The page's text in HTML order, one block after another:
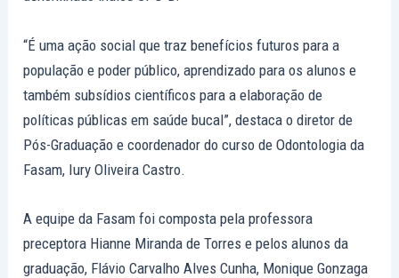
“É uma ação social que traz benefícios futuros para a
população e poder público, aprendizado para os alunos e
também subsídios científicos para a elaboração de
políticas públicas em saúde bucal”, destaca o diretor de
Pós-Graduação e coordenador do curso de Odontologia da
Fasam, Iury Oliveira Castro.
A equipe da Fasam foi composta pela professora
preceptora Hianne Miranda de Torres e pelos alunos da
graduação, Flávio Carvalho Alves Cunha, Monique Gonzaga